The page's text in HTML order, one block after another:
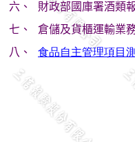
六、
財政部國庫署酒類
七、
倉儲及貨櫃運輸業
八、
食品自主管理項目